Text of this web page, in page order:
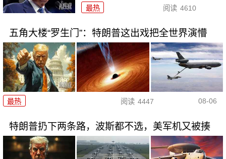
最热 阅读 4610
五角大楼“罗生门”：特朗普这出戏把全世界演懵
最热 阅读 4447 08-06
特朗普扔下两条路，波斯都不选，美军机又被揍